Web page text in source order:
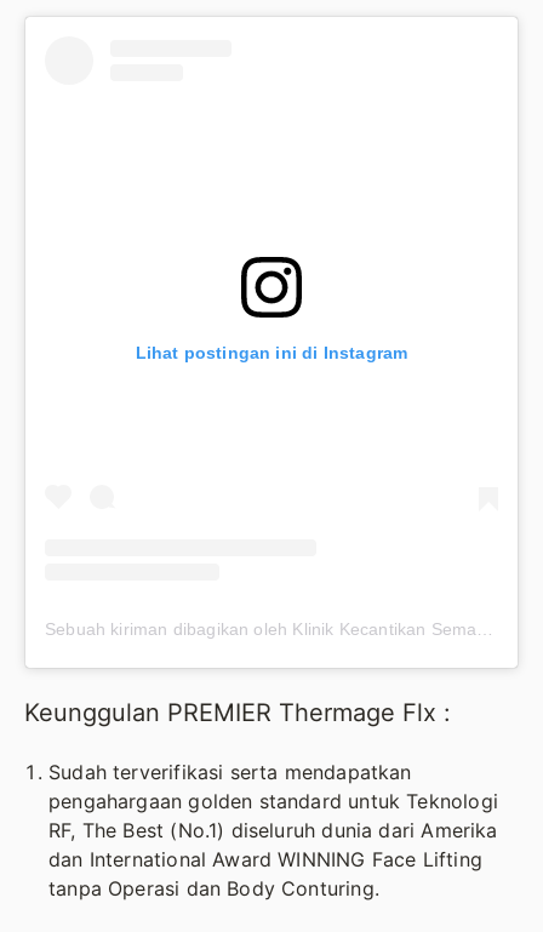
Lihat postingan ini di Instagram
Keunggulan PREMIER Thermage Flx :
Sudah terverifikasi serta mendapatkan
pengahargaan golden standard untuk Teknologi
RF, The Best (No.1) diseluruh dunia dari Amerika
dan International Award WINNING Face Lifting
tanpa Operasi dan Body Conturing.